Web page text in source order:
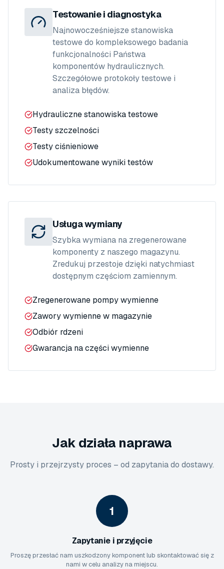
Testowanie i diagnostyka
Najnowocześniejsze stanowiska
testowe do kompleksowego badania
funkcjonalności Państwa
komponentów hydraulicznych.
Szczegółowe protokoły testowe i
analiza błędów.
Hydrauliczne stanowiska testowe
Testy szczelności
Testy ciśnieniowe
Udokumentowane wyniki testów
Usługa wymiany
Szybka wymiana na zregenerowane
komponenty z naszego magazynu.
Zredukuj przestoje dzięki natychmiast
dostępnym częściom zamiennym.
Zregenerowane pompy wymienne
Zawory wymienne w magazynie
Odbiór rdzeni
Gwarancja na części wymienne
Jak działa naprawa
Prosty i przejrzysty proces – od zapytania do dostawy.
1
Zapytanie i przyjęcie
Proszę przesłać nam uszkodzony komponent lub skontaktować się z
nami w celu analizy na miejscu.